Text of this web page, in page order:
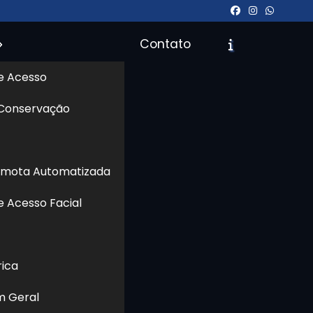
Acesso
Automatizada
Acesso Facial
Geral
Contato